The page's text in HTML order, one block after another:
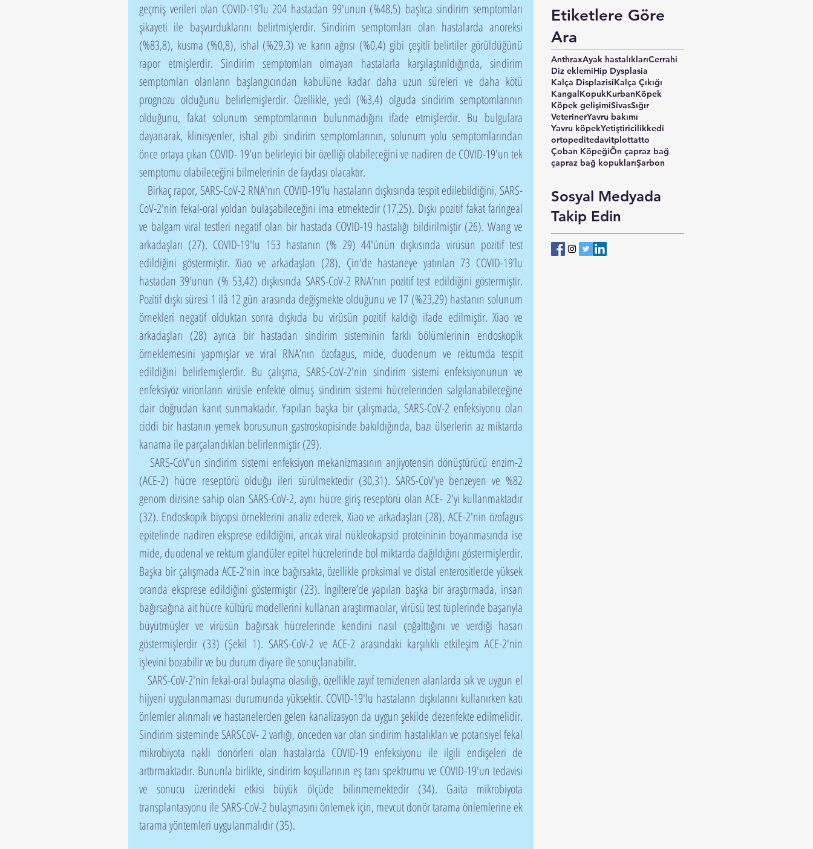
geçmiş verileri olan COVID-19’lu 204 hastadan 99'unun (%48,5) başlıca sindirim semptomları
şikayeti ile başvurduklarını belirtmişlerdir. Sindirim semptomları olan hastalarda anoreksi
(%83,8), kusma (%0,8), ishal (%29,3) ve karın ağrısı (%0,4) gibi çeşitli belirtiler görüldüğünü
rapor etmişlerdir. Sindirim semptomları olmayan hastalarla karşılaştırıldığında, sindirim
semptomları olanların başlangıcından kabulüne kadar daha uzun süreleri ve daha kötü
prognozu olduğunu belirlemişlerdir. Özellikle, yedi (%3,4) olguda sindirim semptomlarının
olduğunu, fakat solunum semptomlarının bulunmadığını ifade etmişlerdir. Bu bulgulara
dayanarak, klinisyenler, ishal gibi sindirim semptomlarının, solunum yolu semptomlarından
önce ortaya çıkan COVID- 19'un belirleyici bir özelliği olabileceğini ve nadiren de COVID-19'un tek
semptomu olabileceğini bilmelerinin de faydası olacaktır.
CoV-2'nin fekal-oral yoldan bulaşabileceğini ima etmektedir (17,25). Dışkı pozitif fakat faringeal
ve balgam viral testleri negatif olan bir hastada COVID-19 hastalığı bildirilmiştir (26). Wang ve
arkadaşları (27), COVID-19'lu 153 hastanın (% 29) 44'ünün dışkısında virüsün pozitif test
edildiğini göstermiştir. Xiao ve arkadaşları (28), Çin'de hastaneye yatırılan 73 COVID-19’lu
hastadan 39'unun (% 53,42) dışkısında SARS-CoV-2 RNA’nın pozitif test edildiğini göstermiştir.
Pozitif dışkı süresi 1 ilâ 12 gün arasında değişmekte olduğunu ve 17 (%23,29) hastanın solunum
örnekleri negatif olduktan sonra dışkıda bu virüsün pozitif kaldığı ifade edilmiştir. Xiao ve
arkadaşları (28) ayrıca bir hastadan sindirim sisteminin farklı bölümlerinin endoskopik
örneklemesini yapmışlar ve viral RNA’nın özofagus, mide, duodenum ve rektumda tespit
edildiğini belirlemişlerdir. Bu çalışma, SARS-CoV-2'nin sindirim sistemi enfeksiyonunun ve
enfeksiyöz virionların virüsle enfekte olmuş sindirim sistemi hücrelerinden salgılanabileceğine
dair doğrudan kanıt sunmaktadır. Yapılan başka bir çalışmada, SARS-CoV-2 enfeksiyonu olan
ciddi bir hastanın yemek borusunun gastroskopisinde bakıldığında, bazı ülserlerin az miktarda
kanama ile parçalandıkları belirlenmiştir (29).
(ACE-2) hücre reseptörü olduğu ileri sürülmektedir (30,31). SARS-CoV'ye benzeyen ve %82
genom dizisine sahip olan SARS-CoV-2, aynı hücre giriş reseptörü olan ACE- 2'yi kullanmaktadır
(32). Endoskopik biyopsi örneklerini analiz ederek, Xiao ve arkadaşları (28), ACE-2'nin özofagus
epitelinde nadiren eksprese edildiğini, ancak viral nükleokapsid proteininin boyanmasında ise
mide, duodenal ve rektum glandüler epitel hücrelerinde bol miktarda dağıldığını göstermişlerdir.
Başka bir çalışmada ACE-2'nin ince bağırsakta, özellikle proksimal ve distal enterositlerde yüksek
oranda eksprese edildiğini göstermiştir (23). İngiltere’de yapılan başka bir araştırmada, insan
bağırsağına ait hücre kültürü modellerini kullanan araştırmacılar, virüsü test tüplerinde başarıyla
büyütmüşler ve virüsün bağırsak hücrelerinde kendini nasıl çoğalttığını ve verdiği hasarı
göstermişlerdir (33) (Şekil 1). SARS-CoV-2 ve ACE-2 arasındaki karşılıklı etkileşim ACE-2'nin
işlevini bozabilir ve bu durum diyare ile sonuçlanabilir.
hijyeni uygulanmaması durumunda yüksektir. COVID-19'lu hastaların dışkılarını kullanırken katı
önlemler alınmalı ve hastanelerden gelen kanalizasyon da uygun şekilde dezenfekte edilmelidir.
Sindirim sisteminde SARSCoV- 2 varlığı, önceden var olan sindirim hastalıkları ve potansiyel fekal
mikrobiyota nakli donörleri olan hastalarda COVID-19 enfeksiyonu ile ilgili endişeleri de
arttırmaktadır. Bununla birlikte, sindirim koşullarının eş tanı spektrumu ve COVID-19'un tedavisi
ve sonucu üzerindeki etkisi büyük ölçüde bilinmemektedir (34). Gaita mikrobiyota
transplantasyonu ile SARS-CoV-2 bulaşmasını önlemek için, mevcut donör tarama önlemlerine ek
tarama yöntemleri uygulanmalıdır (35).
Etiketlere Göre
Ara
AnthraxAyak hastalıklarıCerrahi
Diz eklemiHip Dysplasia
Kalça DisplazisiKalça Çıkığı
KangalKopukKurbanKöpek
Köpek gelişimiSivasSığır
VeterinerYavru bakımı
Yavru köpekYetiştiricilikkedi
ortopeditedavitplottatto
Çoban KöpeğiÖn çapraz bağ
çapraz bağ kopuklarıŞarbon
Sosyal Medyada
Takip Edin